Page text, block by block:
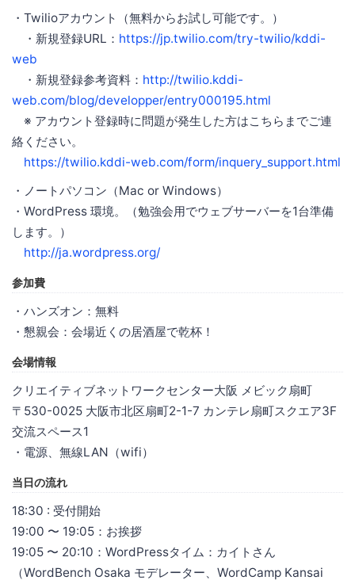
・Twilioアカウント（無料からお試し可能です。）
・新規登録URL： https://jp.twilio.com/try-twilio/kddi-
web
・新規登録参考資料： http://twilio.kddi-
web.com/blog/developper/entry000195.html
※ アカウント登録時に問題が発生した方はこちらまでご連
絡ください。
https://twilio.kddi-web.com/form/inquery_support.html
・ノートパソコン（Mac or Windows）
・WordPress 環境。（勉強会用でウェブサーバーを1台準備
します。）
http://ja.wordpress.org/
参加費
・ハンズオン：無料
・懇親会：会場近くの居酒屋で乾杯！
会場情報
クリエイティブネットワークセンター大阪 メビック扇町
〒530-0025 大阪市北区扇町2-1-7 カンテレ扇町スクエア3F
交流スペース1
・電源、無線LAN（wifi）
当日の流れ
18:30 : 受付開始
19:00 〜 19:05：お挨拶
19:05 〜 20:10：WordPressタイム：カイトさん
（WordBench Osaka モデレーター、WordCamp Kansai